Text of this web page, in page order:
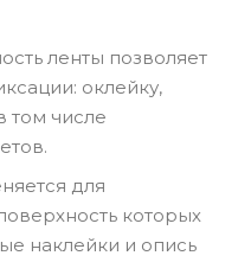
ленты позволяет
оклейку,
том числе
для
которых
наклейки и опись